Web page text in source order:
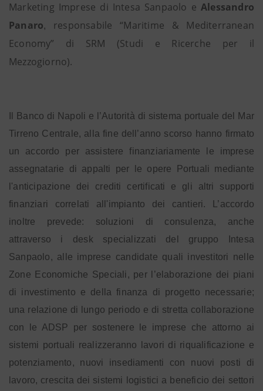
Marketing Imprese di Intesa Sanpaolo e Alessandro
Panaro, responsabile “Maritime & Mediterranean
Economy” di SRM (Studi e Ricerche per il
Mezzogiorno).
Il Banco di Napoli e l’Autorità di sistema portuale del Mar
Tirreno Centrale, alla fine dell’anno scorso hanno firmato
un accordo per assistere finanziariamente le imprese
assegnatarie di appalti per le opere Portuali mediante
l'anticipazione dei crediti certificati e gli altri supporti
finanziari correlati all'impianto dei cantieri. L’accordo
inoltre prevede: soluzioni di consulenza, anche
attraverso i desk specializzati del gruppo Intesa
Sanpaolo, alle imprese candidate quali investitori nelle
Zone Economiche Speciali, per l’elaborazione dei piani
di investimento e della finanza di progetto necessarie;
una relazione di lungo periodo e di stretta collaborazione
con le ADSP per sostenere le imprese che attorno ai
sistemi portuali realizzeranno lavori di riqualificazione e
potenziamento, nuovi insediamenti con nuovi posti di
lavoro, crescita dei sistemi logistici a beneficio dei settori